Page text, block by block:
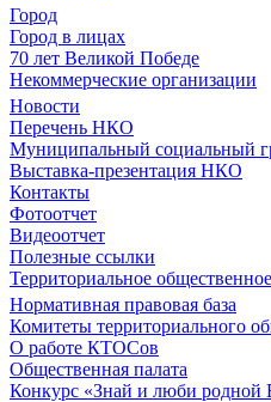
Город
Город в лицах
70 лет Великой Победе
Некоммерческие организации
Новости
Перечень НКО
Муниципальный социальный
Выставка-презентация НКО
Контакты
Фотоотчет
Видеоотчет
Полезные ссылки
Территориальное
Нормативная правовая база
Комитеты территориального
О работе КТОСов
Общественная палата
Конкурс «Знай и люби родной